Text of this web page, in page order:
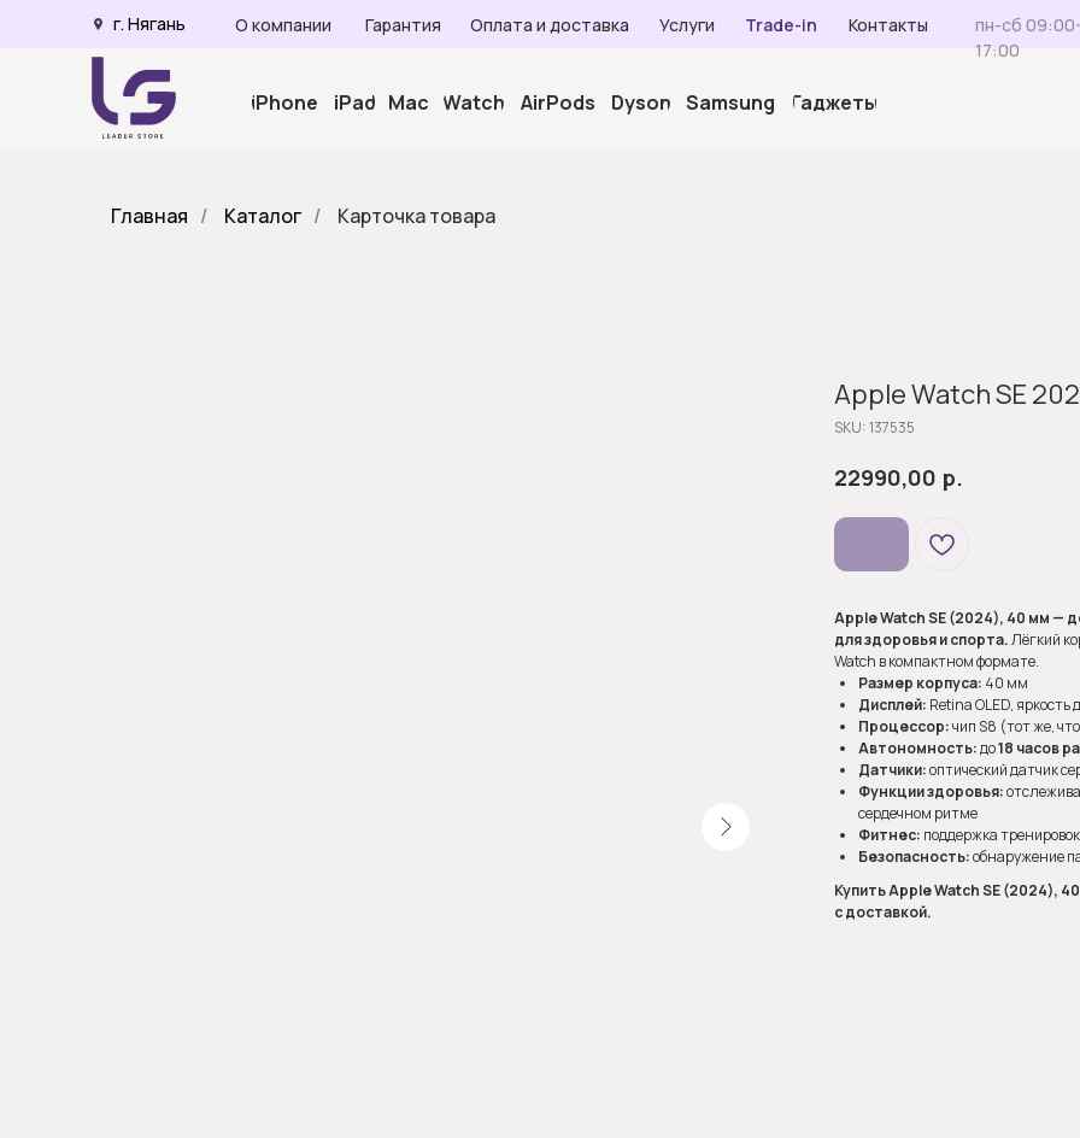
О компании Trade-in
Гарантия Контакты
Оплата и доставка
пн-сб
17:00
iPhone iPad Mac Watch AirPods Samsung Гаджеты
г. Нягань Услуги
Dyson
Главная / Каталог / Карточка товара
Apple Watch SE
SKU:137535
22990,00 р.
Apple Watch SE (2024), 40 мм —
для здоровья и спорта.Лёгкий
Watch в компактном формате.
Размер корпуса: 40 мм
Дисплей: Retina OLED, яркость
Процессор:чип S8 (тот же,
Автономность:до18 часов
Датчики:оптический датчик
Функции здоровья:
сердечном ритме
Фитнес: поддержка
Безопасность:обнаружение
Купить Apple Watch SE (2024),
с доставкой.